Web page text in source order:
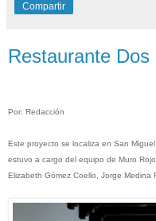
Compartir
Restaurante
Por: Redacción
Este proyecto se localiza en San
estuvo a cargo del equipo de Muro
Elizabeth Gómez Coello, Jorge Medina